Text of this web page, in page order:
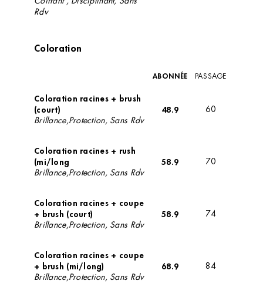
Rdv
Coloration
ABONNÉE PASSAGE
Coloration racines + brush
(court)
Brillance,Protection, Sans Rdv
48.9 60
Coloration racines + rush
(mi/long
Brillance,Protection, Sans Rdv
58.9 70
Coloration racines + coupe
+ brush (court)
Brillance,Protection, Sans Rdv
58.9 74
Coloration racines + coupe
+ brush (mi/long)
Brillance,Protection, Sans Rdv
68.9 84